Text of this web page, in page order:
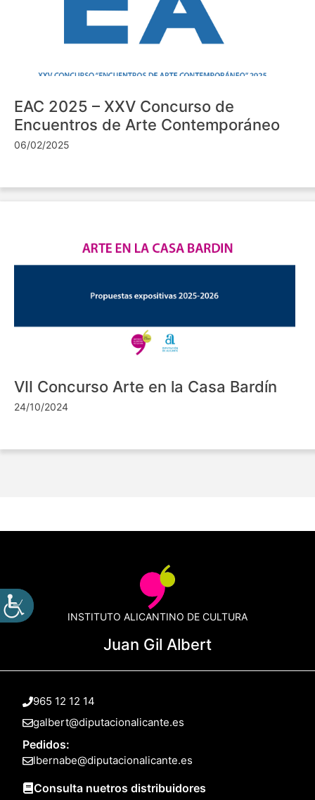
EAC 2025 – XXV Concurso de
Encuentros de Arte Contemporáneo
06/02/2025
VII Concurso Arte en la Casa Bardín
24/10/2024
INSTITUTO ALICANTINO DE CULTURA
Juan Gil Albert
965 12 12 14
galbert@diputacionalicante.es
Pedidos:
lbernabe@diputacionalicante.es
Consulta nuetros distribuidores